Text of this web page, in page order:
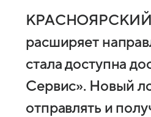
КРАСНОЯРСКИЙ
расширяет
стала доступна
Сервис». Новый
отправлять и